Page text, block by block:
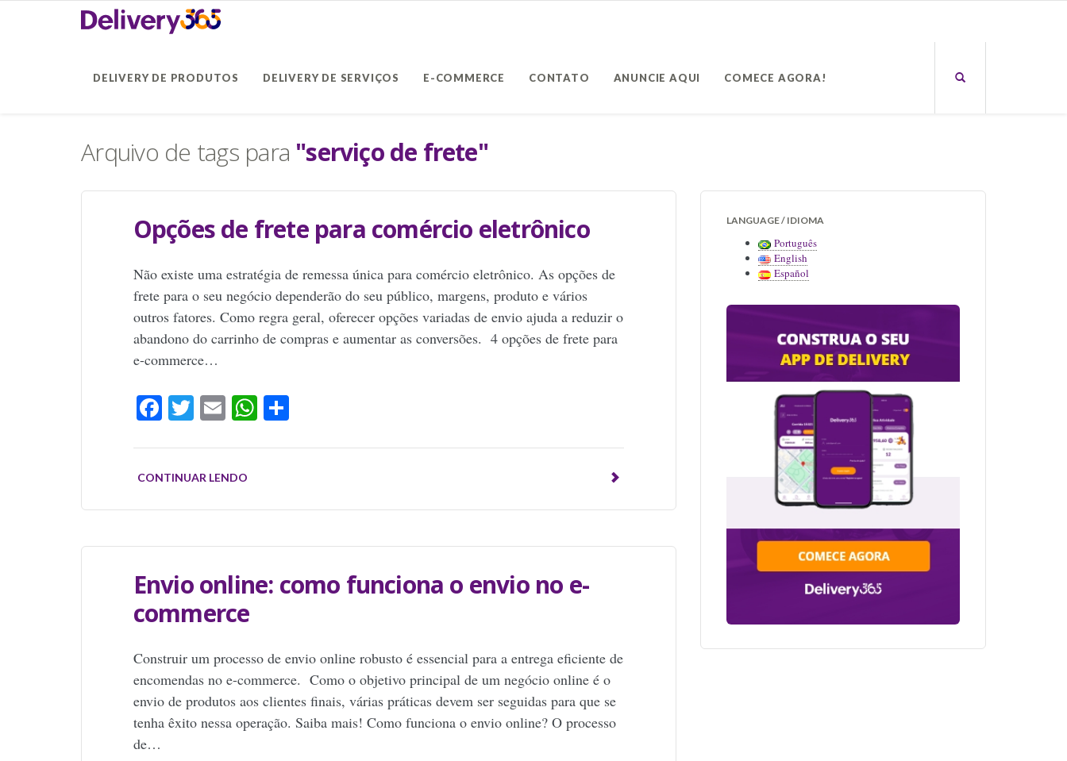
DELIVERY DE PRODUTOS DELIVERY DE SERVIÇOS E-COMMERCE CONTATO ANUNCIE AQUI COMECE AGORA!
Arquivo de tags para "serviço de frete"
Opções de frete para comércio eletrônico
Não existe uma estratégia de remessa única para comércio eletrônico. As opções de
frete para o seu negócio dependerão do seu público, margens, produto e vários
outros fatores. Como regra geral, oferecer opções variadas de envio ajuda a reduzir o
abandono do carrinho de compras e aumentar as conversões. 4 opções de frete para
e-commerce…
Facebook
Twitter
EmailWhatsApp
Share
CONTINUAR LENDO
Envio online: como funciona o envio no e-
commerce
Construir um processo de envio online robusto é essencial para a entrega eficiente de
encomendas no e-commerce. Como o objetivo principal de um negócio online é o
envio de produtos aos clientes finais, várias práticas devem ser seguidas para que se
tenha êxito nessa operação. Saiba mais! Como funciona o envio online? O processo
de…
LANGUAGE / IDIOMA
Português
English
Español